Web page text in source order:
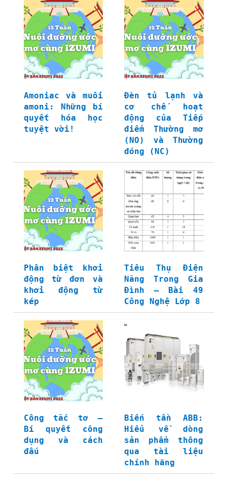
Amoniac và muối
amoni: Những bí
quyết hóa học
tuyệt vời!
Đèn tủ lạnh và
cơ chế hoạt
động của Tiếp
điểm Thường mở
(NO) và Thường
đóng (NC)
Phân biệt khởi
động từ đơn và
khởi động từ
kép
Tiêu Thụ Điện
Năng Trong Gia
Đình – Bài 49
Công Nghệ Lớp 8
Công tắc tơ –
Bí quyết công
dụng và cách
đấu
Biến tần ABB:
Hiểu về dòng
sản phẩm thông
qua tài liệu
chính hãng